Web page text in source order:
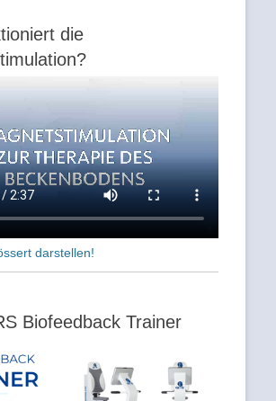
die
darstellen!
Biofeedback Trainer